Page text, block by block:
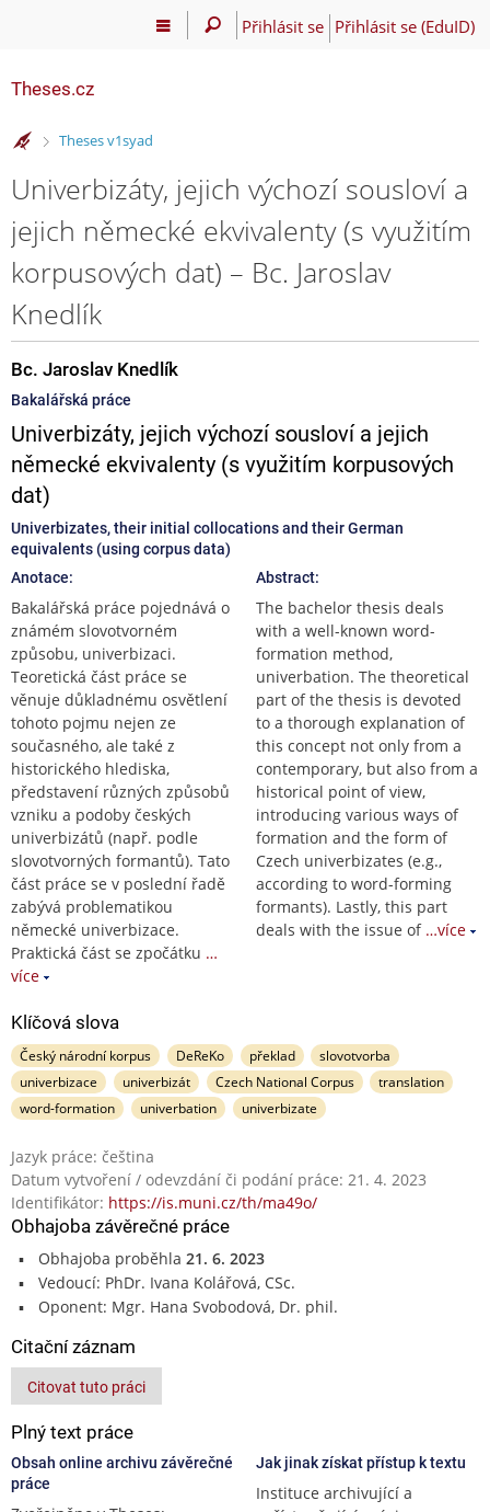
Přihlásit se Přihlásit se (EduID)
Theses.cz
>
Theses v1syad
Univerbizáty, jejich výchozí sousloví a
jejich německé ekvivalenty (s využitím
korpusových dat) – Bc. Jaroslav
Knedlík
Bc. Jaroslav Knedlík
Bakalářská práce
Univerbizáty, jejich výchozí sousloví a jejich
německé ekvivalenty (s využitím korpusových
dat)
Univerbizates, their initial collocations and their German
equivalents (using corpus data)
Anotace:
Bakalářská práce pojednává o
známém slovotvorném
způsobu, univerbizaci.
Teoretická část práce se
věnuje důkladnému osvětlení
tohoto pojmu nejen ze
současného, ale také z
historického hlediska,
představení různých způsobů
vzniku a podoby českých
univerbizátů (např. podle
slovotvorných formantů). Tato
část práce se v poslední řadě
zabývá problematikou
německé univerbizace.
Praktická část se zpočátku …
více
Abstract:
The bachelor thesis deals
with a well-known word-
formation method,
univerbation. The theoretical
part of the thesis is devoted
to a thorough explanation of
this concept not only from a
contemporary, but also from a
historical point of view,
introducing various ways of
formation and the form of
Czech univerbizates (e.g.,
according to word-forming
formants). Lastly, this part
deals with the issue of …více
Klíčová slova
Český národní korpus DeReKo překlad
slovotvorba
univerbizace
univerbizát Czech National Corpus
translation
word-formation
univerbation univerbizate
Jazyk práce: čeština
Datum vytvoření / odevzdání či podání práce: 21. 4. 2023
Identifikátor: https://is.muni.cz/th/ma49o/
Obhajoba závěrečné práce
Obhajoba proběhla 21. 6. 2023
Vedoucí: PhDr. Ivana Kolářová, CSc.
Oponent: Mgr. Hana Svobodová, Dr. phil.
Citační záznam
Citovat tuto práci
Plný text práce
Obsah online archivu závěrečné
práce
Jak jinak získat přístup k textu
Instituce archivující a